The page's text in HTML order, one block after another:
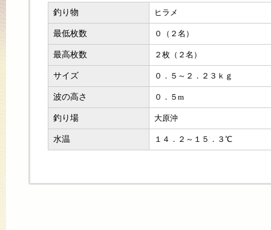
釣り物 ヒラメ
最低枚数 ０（２名）
最高枚数 ２枚（２名）
サイズ ０．５～２．２３ｋｇ
波の高さ ０．５m
釣り場 大原沖
水温 １４．２～１５．３℃